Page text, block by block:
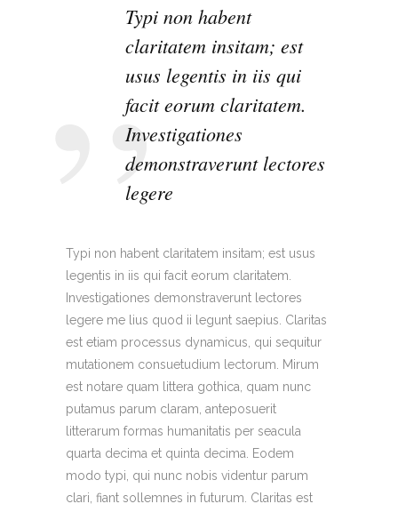
Typi non habent
claritatem insitam; est
usus legentis in iis qui
facit eorum claritatem.
Investigationes
demonstraverunt lectores
legere
Typi non habent claritatem insitam; est usus
legentis in iis qui facit eorum claritatem.
Investigationes demonstraverunt lectores
legere me lius quod ii legunt saepius. Claritas
est etiam processus dynamicus, qui sequitur
mutationem consuetudium lectorum. Mirum
est notare quam littera gothica, quam nunc
putamus parum claram, anteposuerit
litterarum formas humanitatis per seacula
quarta decima et quinta decima. Eodem
modo typi, qui nunc nobis videntur parum
clari, fiant sollemnes in futurum. Claritas est